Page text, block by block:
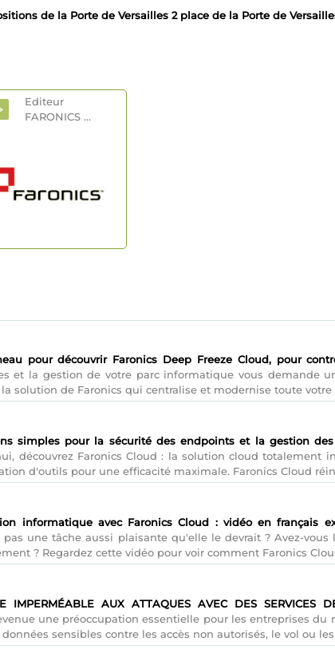
de la Porte de Versailles 2 place de la Porte de
Editeur
FARONICS ...
pour découvrir Faronics Deep Freeze Cloud, pour
et la gestion de votre parc informatique vous demande
la solution de Faronics qui centralise et modernise toute
simples pour la sécurité des endpoints et la gestion
découvrez Faronics Cloud : la solution cloud
d'outils pour une efficacité maximale. Faronics Cloud
informatique avec Faronics Cloud : vidéo en français
une tâche aussi plaisante qu'elle le devrait ? Avez-
? Regardez cette vidéo pour voir comment Faronics
IMPERMÉABLE AUX ATTAQUES AVEC DES SERVICES
une préoccupation essentielle pour les entreprises
sensibles contre les accès non autorisés, le vol ou